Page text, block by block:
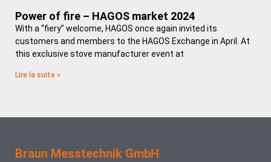
Power of fire – HAGOS market 2024
With a “fiery” welcome, HAGOS once again invited its
customers and members to the HAGOS Exchange in April. At
this exclusive stove manufacturer event at
Lire la suite »
Braun Messtechnik GmbH